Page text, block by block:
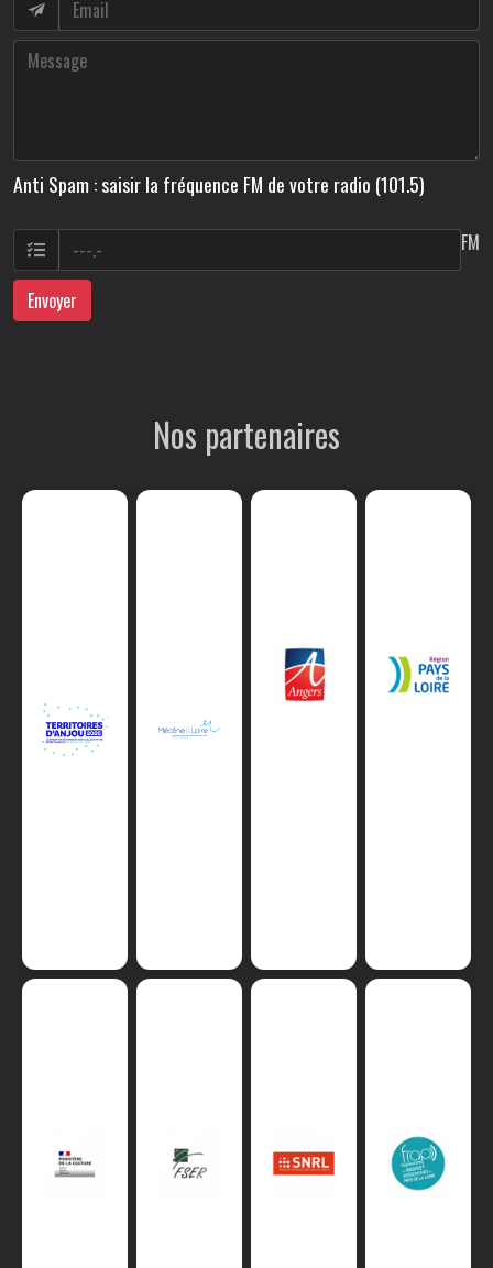
Anti Spam : saisir la fréquence FM de votre radio (101.5)
FM
Envoyer
Nos partenaires